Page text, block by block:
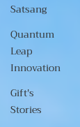
Satsang
Quantum
Leap
Innovation
Gift's
Stories